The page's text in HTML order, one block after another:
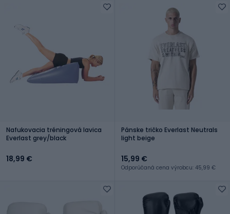
Nafukovacia tréningová lavica
Everlast grey/black
18,99 €
Pánske tričko Everlast Neutrals
light beige
15,99 €
Odporúčaná cena výrobcu: 45,99 €